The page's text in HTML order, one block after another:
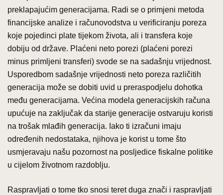
preklapajućim generacijama. Radi se o primjeni metoda
financijske analize i računovodstva u verificiranju poreza
koje pojedinci plate tijekom života, ali i transfera koje
dobiju od države. Plaćeni neto porezi (plaćeni porezi
minus primljeni transferi) svode se na sadašnju vrijednost.
Usporedbom sadašnje vrijednosti neto poreza različitih
generacija može se dobiti uvid u preraspodjelu dohotka
među generacijama. Većina modela generacijskih računa
upućuje na zaključak da starije generacije ostvaruju koristi
na trošak mlađih generacija. Iako ti izračuni imaju
određenih nedostataka, njihova je korist u tome što
usmjeravaju našu pozornost na posljedice fiskalne politike
u cijelom životnom razdoblju.
Raspravljati o tome tko snosi teret duga znači i raspravljati